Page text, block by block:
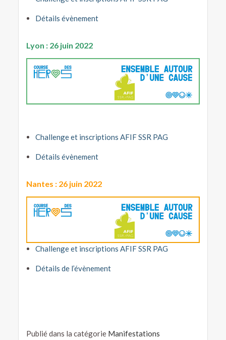
Détails évènement
Lyon : 26 juin 2022
Challenge et inscriptions AFIF SSR PAG
Détails évènement
Nantes : 26 juin 2022
Challenge et inscriptions AFIF SSR PAG
Détails de l’évènement
Publié dans la catégorie Manifestations